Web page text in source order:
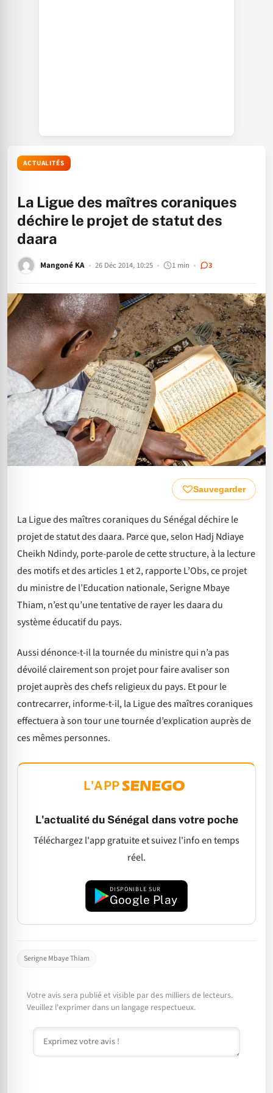
ACTUALITÉS
La Ligue des maîtres coraniques
déchire le projet de statut des
daara
Mangoné KA 26 Déc 2014, 10:25 1 min 3
Sauvegarder
La Ligue des maîtres coraniques du Sénégal déchire le
projet de statut des daara. Parce que, selon Hadj Ndiaye
Cheikh Ndindy, porte-parole de cette structure, à la lecture
des motifs et des articles 1 et 2, rapporte L’Obs, ce projet
du ministre de l’Education nationale, Serigne Mbaye
Thiam, n’est qu’une tentative de rayer les daara du
système éducatif du pays.
Aussi dénonce-t-il la tournée du ministre qui n’a pas
dévoilé clairement son projet pour faire avaliser son
projet auprès des chefs religieux du pays. Et pour le
contrecarrer, informe-t-il, la Ligue des maîtres coraniques
effectuera à son tour une tournée d’explication auprès de
ces mêmes personnes.
L'APP
L'actualité du Sénégal dans votre poche
Téléchargez l'app gratuite et suivez l'info en temps
réel.
DISPONIBLE SUR
Google Play
Serigne Mbaye Thiam
Votre avis sera publié et visible par des milliers de lecteurs.
Veuillez l'exprimer dans un langage respectueux.
Commentaire